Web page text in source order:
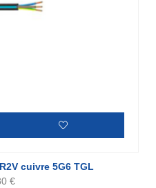
cuivre 5G6 TGL
€